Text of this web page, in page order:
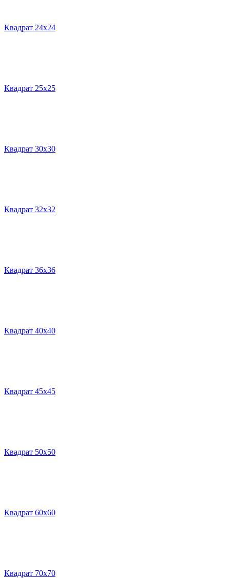
Квадрат 24х24
Квадрат 25х25
Квадрат 30х30
Квадрат 32х32
Квадрат 36х36
Квадрат 40х40
Квадрат 45х45
Квадрат 50х50
Квадрат 60х60
Квадрат 70х70